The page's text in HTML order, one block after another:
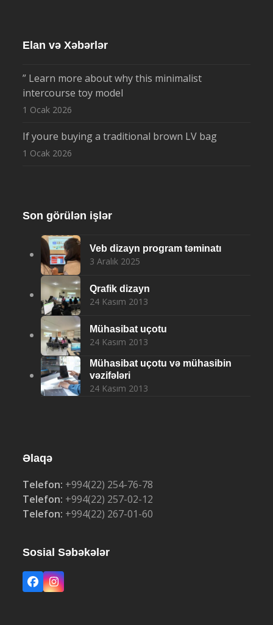
Elan və Xəbərlər
” Learn more about why this minimalist
intercourse toy model
1 Ocak 2026
If youre buying a traditional brown LV bag
1 Ocak 2026
Son görülən işlər
Veb dizayn program təminatı
3 Aralık 2025
Qrafik dizayn
24 Kasım 2013
Mühasibat uçotu
24 Kasım 2013
Mühasibat uçotu və mühasibin
vəzifələri
24 Kasım 2013
Əlaqə
Telefon: +994(22) 254-76-78
Telefon: +994(22) 257-02-12
Telefon: +994(22) 267-01-60
Sosial Səbəkələr
Facebook
Instagram